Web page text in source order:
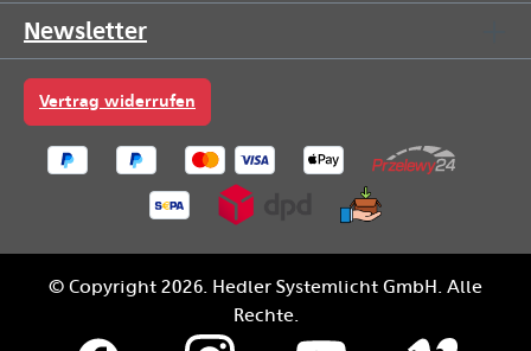
Newsletter
Vertrag widerrufen
© Copyright 2026. Hedler Systemlicht GmbH. Alle
Rechte.